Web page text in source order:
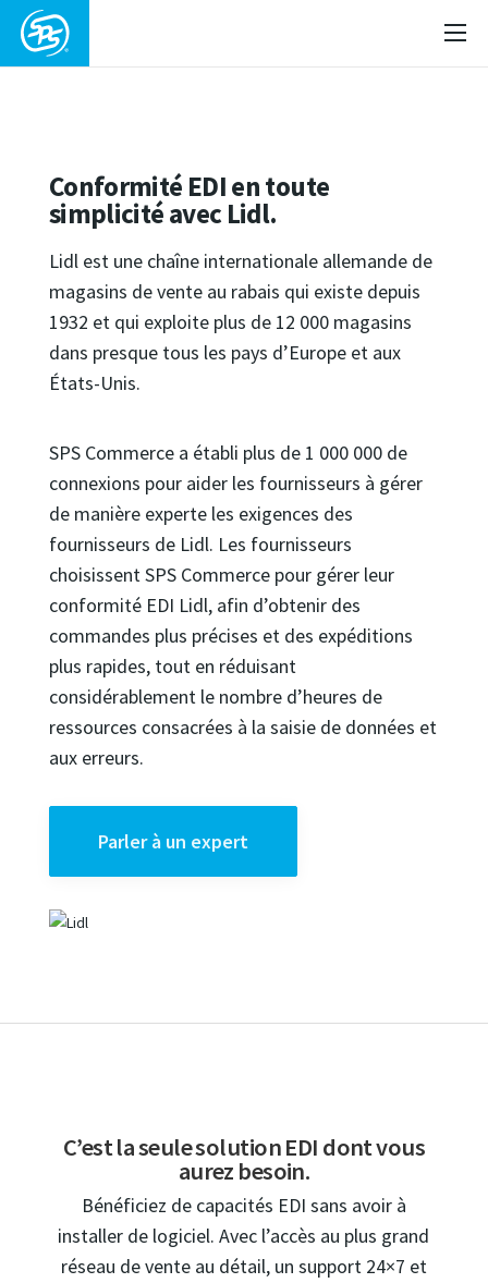
Conformité EDI en toute
simplicité avec Lidl.
Lidl est une chaîne internationale allemande de
magasins de vente au rabais qui existe depuis
1932 et qui exploite plus de 12 000 magasins
dans presque tous les pays d’Europe et aux
États-Unis.
SPS Commerce a établi plus de 1 000 000 de
connexions pour aider les fournisseurs à gérer
de manière experte les exigences des
fournisseurs de Lidl. Les fournisseurs
choisissent SPS Commerce pour gérer leur
conformité EDI Lidl, afin d’obtenir des
commandes plus précises et des expéditions
plus rapides, tout en réduisant
considérablement le nombre d’heures de
ressources consacrées à la saisie de données et
aux erreurs.
Parler à un expert
C’est la seule solution EDI dont vous
aurez besoin.
Bénéficiez de capacités EDI sans avoir à
installer de logiciel. Avec l’accès au plus grand
réseau de vente au détail, un support 24×7 et